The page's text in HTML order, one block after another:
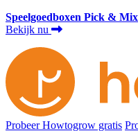
Speelgoedboxen Pick &
Bekijk nu
Probeer Howtogrow gratis